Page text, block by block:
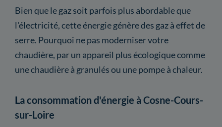
Bien que le gaz soit parfois plus abordable que
l'électricité, cette énergie génère des gaz à effet de
serre. Pourquoi ne pas moderniser votre
chaudière, par un appareil plus écologique comme
une chaudière à granulés ou une pompe à chaleur.
La consommation d'énergie à Cosne-Cours-
sur-Loire